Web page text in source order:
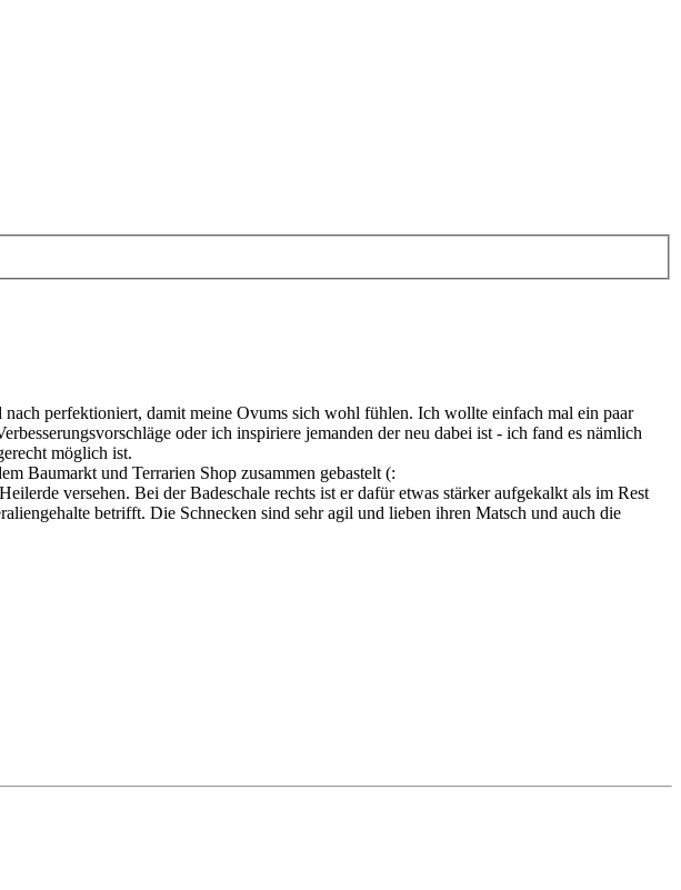
perfektioniert, damit meine Ovums sich wohl fühlen. Ich wollte einfach mal ein paar
oder ich inspiriere jemanden der neu dabei ist - ich fand es nämlich
möglich ist.
Baumarkt und Terrarien Shop zusammen gebastelt (:
versehen. Bei der Badeschale rechts ist er dafür etwas stärker aufgekalkt als im Rest
betrifft. Die Schnecken sind sehr agil und lieben ihren Matsch und auch die